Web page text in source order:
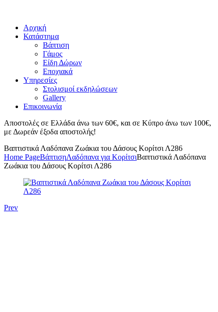
Αρχική
Κατάστημα
Βάπτιση
Γάμος
Είδη Δώρων
Εποχιακά
Υπηρεσίες
Στολισμοί εκδηλώσεων
Gallery
Επικοινωνία
Αποστολές σε Ελλάδα άνω των 60€, και σε Κύπρο άνω των 100€,
με Δωρεάν έξοδα αποστολής!
Βαπτιστικά Λαδόπανα Ζωάκια του Δάσους Κορίτσι Λ286
Home PageΒάπτισηΛαδόπανα για ΚορίτσιΒαπτιστικά Λαδόπανα
Ζωάκια του Δάσους Κορίτσι Λ286
Prev